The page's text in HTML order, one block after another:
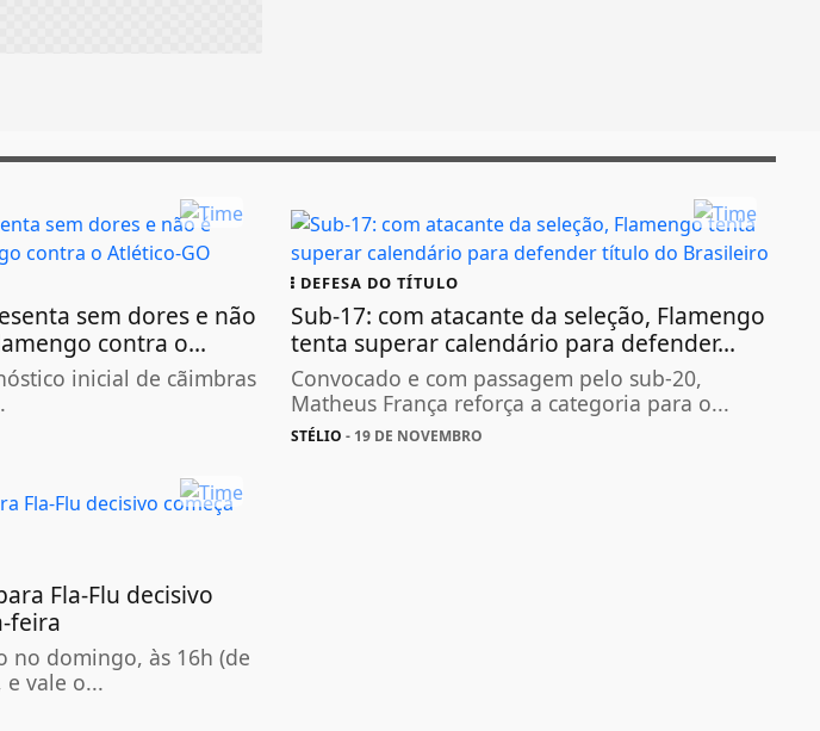
sem dores e não
contra o...
inicial de cãimbras
DEFESA DO TÍTULO
Sub-17: com atacante da seleção, Flamengo
tenta superar calendário para defender...
Convocado e com passagem pelo sub-20,
Matheus França reforça a categoria para o...
STÉLIO - 19 DE NOVEMBRO
Fla-Flu decisivo
feira
no domingo, às 16h (de
e vale o...